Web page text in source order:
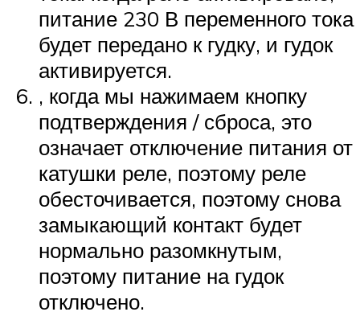
питание 230 В переменного тока
будет передано к гудку, и гудок
активируется.
, когда мы нажимаем кнопку
подтверждения / сброса, это
означает отключение питания от
катушки реле, поэтому реле
обесточивается, поэтому снова
замыкающий контакт будет
нормально разомкнутым,
поэтому питание на гудок
отключено.